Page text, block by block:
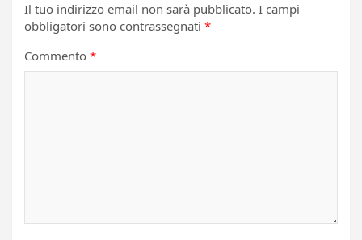
Il tuo indirizzo email non sarà pubblicato. I campi
obbligatori sono contrassegnati *
Commento *